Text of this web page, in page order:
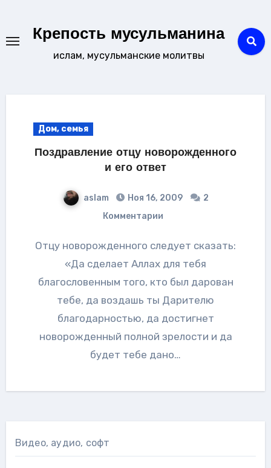
содержаниюКрепость мусульманина
ислам, мусульманские молитвы
Дом, семья
Поздравление отцу новорожденного
и его ответ
aslam Ноя 16, 2009
2
Комментарии
Отцу новорожденного следует сказать:
«Да сделает Аллах для тебя
благословенным того, кто был дарован
тебе, да воздашь ты Дарителю
благодарностью, да достигнет
новорожденный полной зрелости и да
будет тебе дано…
Видео, аудио, софт